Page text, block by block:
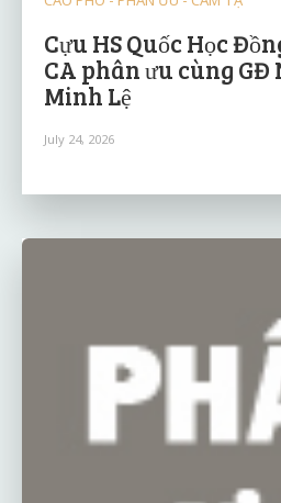
Cựu HS Quốc Học
CA phân ưu cùng GĐ
Minh Lệ
July 24, 2026